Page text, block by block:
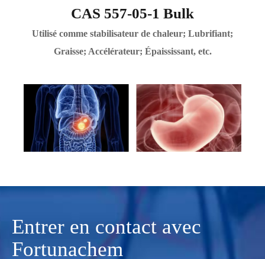
CAS 557-05-1 Bulk
Utilisé comme stabilisateur de chaleur; Lubrifiant;
Graisse; Accélérateur; Épaississant, etc.
Entrer en contact avec
Fortunachem